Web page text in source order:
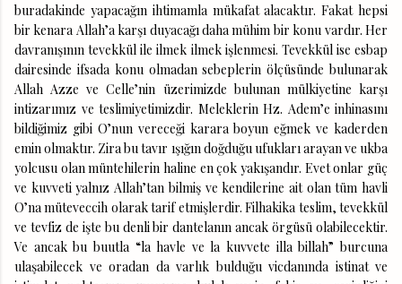
buradakinde yapacağın ihtimamla mükafat alacaktır. Fakat hepsi
bir kenara Allah’a karşı duyacağı daha mühim bir konu vardır. Her
davranışının tevekkül ile ilmek ilmek işlenmesi. Tevekkül ise esbap
dairesinde ifsada konu olmadan sebeplerin ölçüsünde bulunarak
Allah Azze ve Celle’nin üzerimizde bulunan mülkiyetine karşı
intizarımız ve teslimiyetimizdir. Meleklerin Hz. Adem’e inhinasını
bildiğimiz gibi O’nun vereceği karara boyun eğmek ve kaderden
emin olmaktır. Zira bu tavır ışığın doğduğu ufukları arayan ve ukba
yolcusu olan müntehilerin haline en çok yakışandır. Evet onlar güç
ve kuvveti yalnız Allah’tan bilmiş ve kendilerine ait olan tüm havli
O’na müteveccih olarak tarif etmişlerdir. Filhakika teslim, tevekkül
ve tevfiz de işte bu denli bir dantelanın ancak örgüsü olabilecektir.
Ve ancak bu buutla “la havle ve la kuvvete illa billah” burcuna
ulaşabilecek ve oradan da varlık bulduğu vicdanında istinat ve